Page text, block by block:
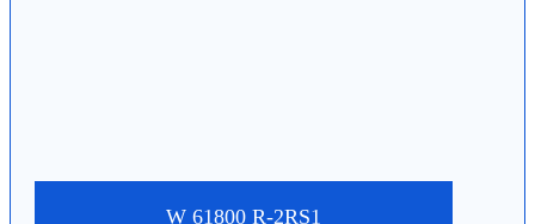
W 61800 R-2RS1